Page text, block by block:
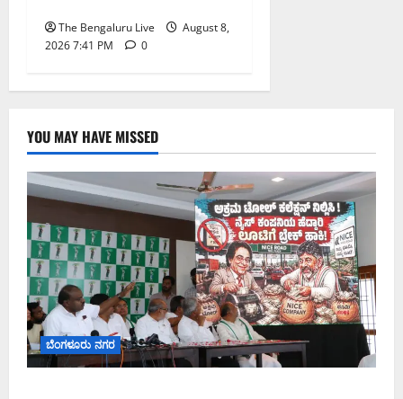
The Bengaluru Live
August 8,
2026 7:41 PM
0
YOU MAY HAVE MISSED
ಬೆಂಗಳೂರು ನಗರ